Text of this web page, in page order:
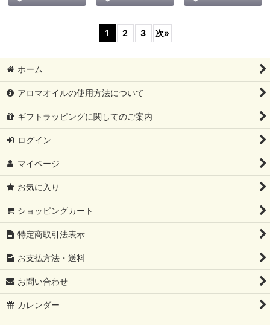
1 2 3 次»
ホーム
アロマオイルの使用方法について
ギフトラッピングに関してのご案内
ログイン
マイページ
お気に入り
ショッピングカート
特定商取引法表示
お支払方法・送料
お問い合わせ
カレンダー